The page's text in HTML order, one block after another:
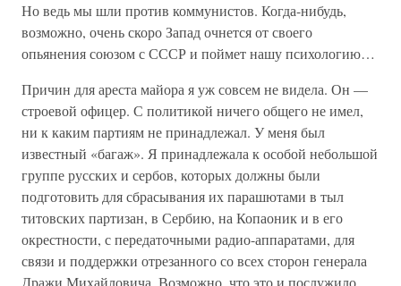
Но ведь мы шли против коммунистов. Когда-нибудь,
возможно, очень скоро Запад очнется от своего
опьянения союзом с СССР и поймет нашу психологию…
Причин для ареста майора я уж совсем не видела. Он —
строевой офицер. С политикой ничего общего не имел,
ни к каким партиям не принадлежал. У меня был
известный «багаж». Я принадлежала к особой небольшой
группе русских и сербов, которых должны были
подготовить для сбрасывания их парашютами в тыл
титовских партизан, в Сербию, на Копаоник и в его
окрестности, с передаточными радио-аппаратами, для
связи и поддержки отрезанного со всех сторон генерала
Дражи Михайловича. Возможно, что это и послужило